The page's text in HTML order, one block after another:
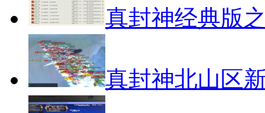
真封神经典版
真封神北山区